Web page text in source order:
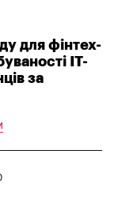
для фінтех-
IT-
за